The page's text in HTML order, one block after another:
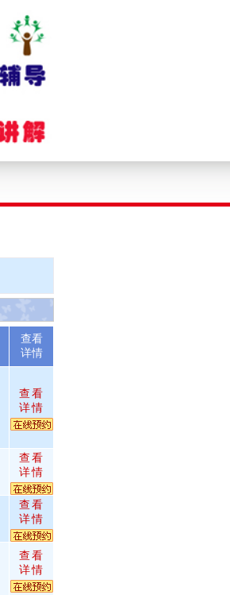
查看
详情
查看
详情
查看
详情
查看
详情
查看
详情